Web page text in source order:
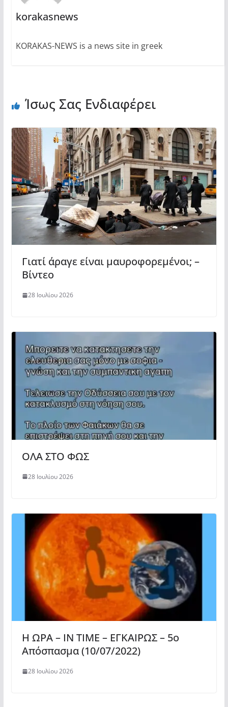
korakasnews
KORAKAS-NEWS is a news site in greek
Ίσως Σας Ενδιαφέρει
Γιατί άραγε είναι μαυροφορεμένοι; –
Βίντεο
28 Ιουλίου 2026
ΟΛΑ ΣΤΟ ΦΩΣ
28 Ιουλίου 2026
Η ΩΡΑ – ΙΝ ΤΙΜΕ – ΕΓΚΑΙΡΩΣ – 5o
Απόσπασμα (10/07/2022)
28 Ιουλίου 2026